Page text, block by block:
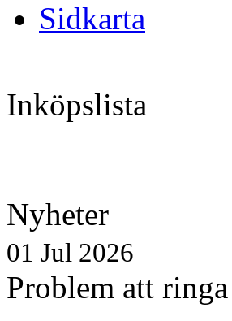
Sidkarta
Inköpslista
Nyheter
01 Jul 2026
Problem att